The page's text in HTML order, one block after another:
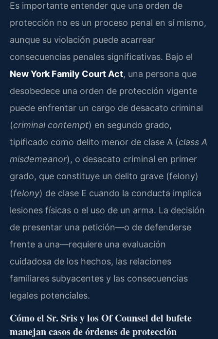
Es importante entender que una orden de
protección no es un proceso penal en sí mismo,
aunque su violación puede acarrear
consecuencias penales significativas. Bajo el
New York Family Court Act, una persona que
desobedece una orden de protección vigente
puede enfrentar un cargo de desacato criminal
(criminal contempt) en segundo grado,
tipificado como delito menor de clase A (class A
misdemeanor), o desacato criminal en primer
grado, que constituye un delito grave (felony)
(felony) de clase E cuando la conducta implica
lesiones físicas o el uso de un arma. La decisión
de presentar una petición—o de defenderse
frente a una—requiere una evaluación
cuidadosa de los hechos, las relaciones
familiares subyacentes y las consecuencias
legales potenciales.
Cómo el Sr. Sris y los Of Counsel del bufete
manejan casos de órdenes de protección